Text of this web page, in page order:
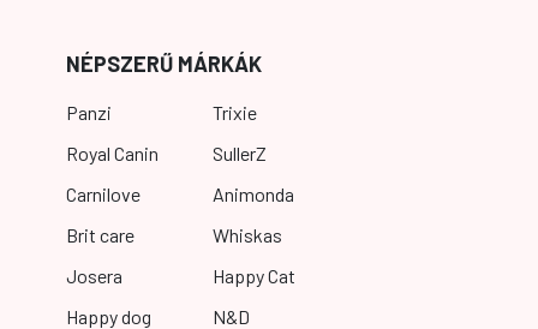
NÉPSZERŰ MÁRKÁK
Panzi
Royal Canin
Carnilove
Brit care
Josera
Happy dog
Trixie
SullerZ
Animonda
Whiskas
Happy Cat
N&D